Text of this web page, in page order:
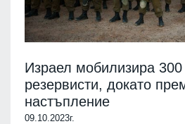
Израел мобилизира
резервисти, докато
настъпление
09.10.2023г.